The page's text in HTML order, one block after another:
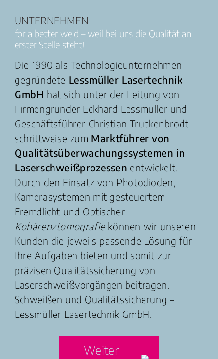
UNTERNEHMEN
for a better weld – weil bei uns die Qualität an
erster Stelle steht!
Die 1990 als Technologieunternehmen
gegründete Lessmüller Lasertechnik
GmbH hat sich unter der Leitung von
Firmengründer Eckhard Lessmüller und
Geschäftsführer Christian Truckenbrodt
schrittweise zum Marktführer von
Qualitätsüberwachungssystemen in
Laserschweißprozessen entwickelt.
Durch den Einsatz von Photodioden,
Kamerasystemen mit gesteuertem
Fremdlicht und Optischer
Kohärenztomografiekönnen wir unseren
Kunden die jeweils passende Lösung für
Ihre Aufgaben bieten und somit zur
präzisen Qualitätssicherung von
Laserschweißvorgängen beitragen.
Schweißen und Qualitätssicherung –
Lessmüller Lasertechnik GmbH.
Weiter